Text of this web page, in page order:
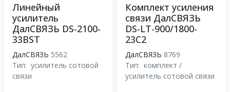
Линейный
усилитель
ДалСВЯЗЬ DS-2100-
33BST
ДалСВЯЗЬ 5562
Тип: усилитель сотовой
связи
Комплект усиления
связи ДалСВЯЗЬ
DS-LT-900/1800-
23C2
ДалСВЯЗЬ 8769
Тип: комплект /
усилитель сотовой связи